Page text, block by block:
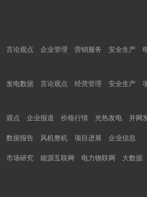
言论观点 企业管理 营销服务 安全生产
发电数据 言论观点 经营管理 安全生产
观点 企业报道 价格行情 光热发电 并网
数据报告 风机整机 项目进展 企业信息
市场研究 能源互联网 电力物联网 大数据